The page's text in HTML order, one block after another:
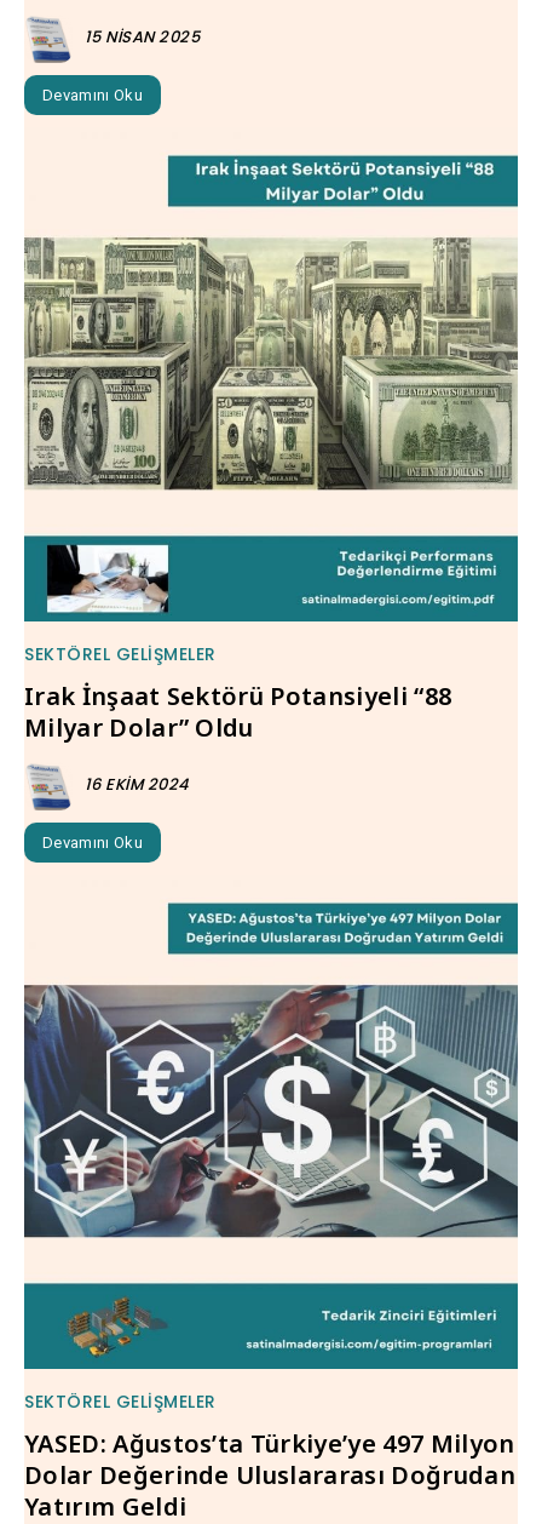
15 NISAN 2025
Devamını Oku
SEKTÖREL GELIŞMELER
Irak İnşaat Sektörü Potansiyeli “88
Milyar Dolar” Oldu
16 EKIM 2024
Devamını Oku
SEKTÖREL GELIŞMELER
YASED: Ağustos’ta Türkiye’ye 497 Milyon
Dolar Değerinde Uluslararası Doğrudan
Yatırım Geldi